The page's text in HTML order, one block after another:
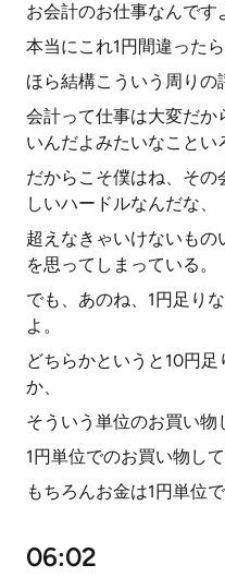
お会計のお仕事なんです
本当にこれ1円間違った
ほら結構こういう周りの
会計って仕事は大変だか
いんだよみたいなことい
だからこそ僕はね、そ
しいハードルなんだな、
超えなきゃいけないもの
を思ってしまっている。
でも、あのね、1円足り
よ。
どちらかというと10円
か、
そういう単位のお買い物
1円単位でのお買い物し
もちろんお金は1円単位
06:02